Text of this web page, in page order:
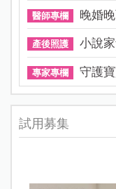
醫師專欄 晚婚
產後照護 小說
專家專欄 守護
試用募集